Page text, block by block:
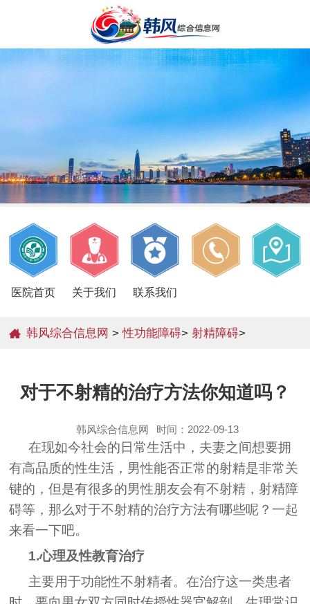
医院首页 关于我们 联系我们
韩风综合信息网 >性功能障碍>射精障碍>
对于不射精的治疗方法你知道吗？
韩风综合信息网 时间：2022-09-13
在现如今社会的日常生活中，夫妻之间想要拥
有高品质的性生活，男性能否正常的射精是非常关
键的，但是有很多的男性朋友会有不射精，射精障
碍等，那么对于不射精的治疗方法有哪些呢？一起
来看一下吧。
1.心理及性教育治疗
主要用于功能性不射精者。在治疗这一类患者